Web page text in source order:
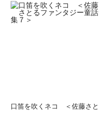
口笛を吹くネコ ＜佐藤さと